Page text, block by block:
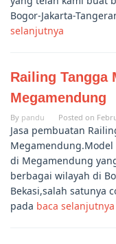
Bogor-Jakarta-
selanjutnya
Railing Tangga
Megamendung
By pandu Posted on
Jasa pembuatan
di Megamendung
berbagai wilayah di
Bekasi,salah satunya
pada baca selanjutnya